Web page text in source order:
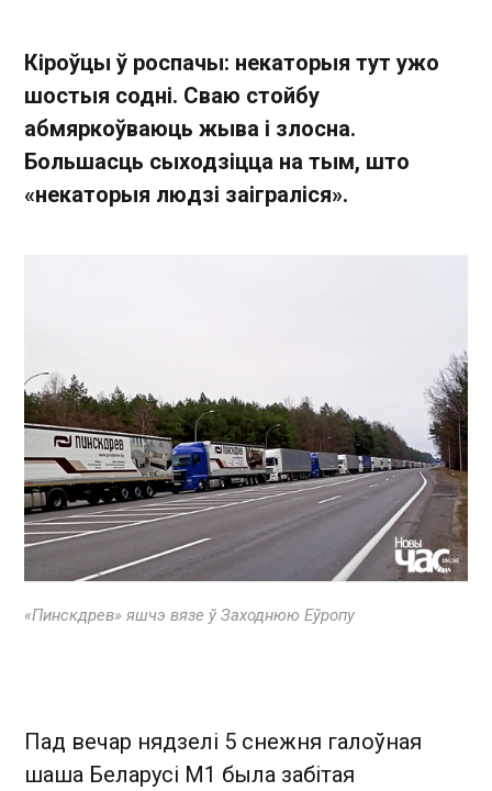
Кіроўцы ў роспачы: некаторыя тут ужо
шостыя содні. Сваю стойбу
абмяркоўваюць жыва і злосна.
Большасць сыходзіцца на тым, што
«некаторыя людзі заіграліся».
«Пинскдрев» яшчэ вязе ў Заходнюю Еўропу
Пад вечар нядзелі 5 снежня галоўная
шаша Беларусі М1 была забітая